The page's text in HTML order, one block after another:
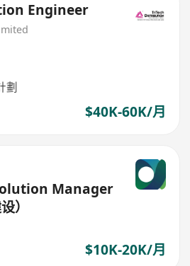
Engineer
劃
$40K-60K/月
Manager
）
$10K-20K/月